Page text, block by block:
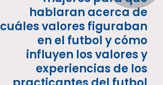
hablaran acerca de
cuáles valores figuraban
en el futbol y cómo
influyen los valores y
experiencias de los